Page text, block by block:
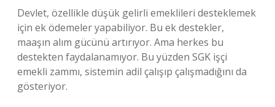
Devlet, özellikle düşük gelirli emeklileri desteklemek
için ek ödemeler yapabiliyor. Bu ek destekler,
maaşın alım gücünü artırıyor. Ama herkes bu
destekten faydalanamıyor. Bu yüzden SGK işçi
emekli zammı, sistemin adil çalışıp çalışmadığını da
gösteriyor.